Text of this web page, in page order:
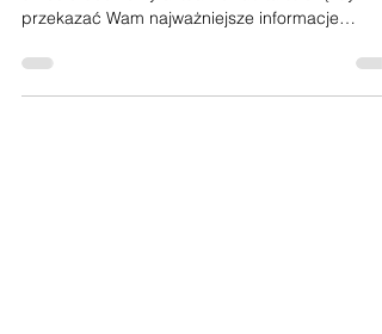
Wsparcie finansowe dla Firm
Ze względu na obecna sytuacje jaka panuje na
świecie bedziemy aktualizować ta stronę by